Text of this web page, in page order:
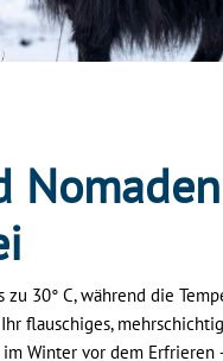
zu 30° C, während die
flauschiges,
im Winter vor dem Erfrieren